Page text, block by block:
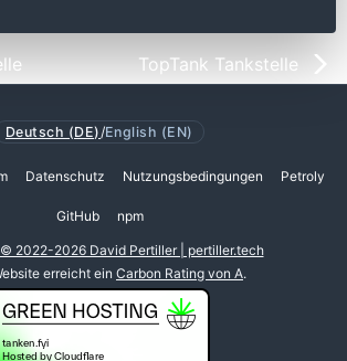
TopTank Tankstelle
Deutsch (DE) /English (EN)
Datenschutz Nutzungsbedingungen Petroly
GitHub npm
2022-2026 David Pertiller | pertiller.tech
erreicht ein Carbon Rating von A.